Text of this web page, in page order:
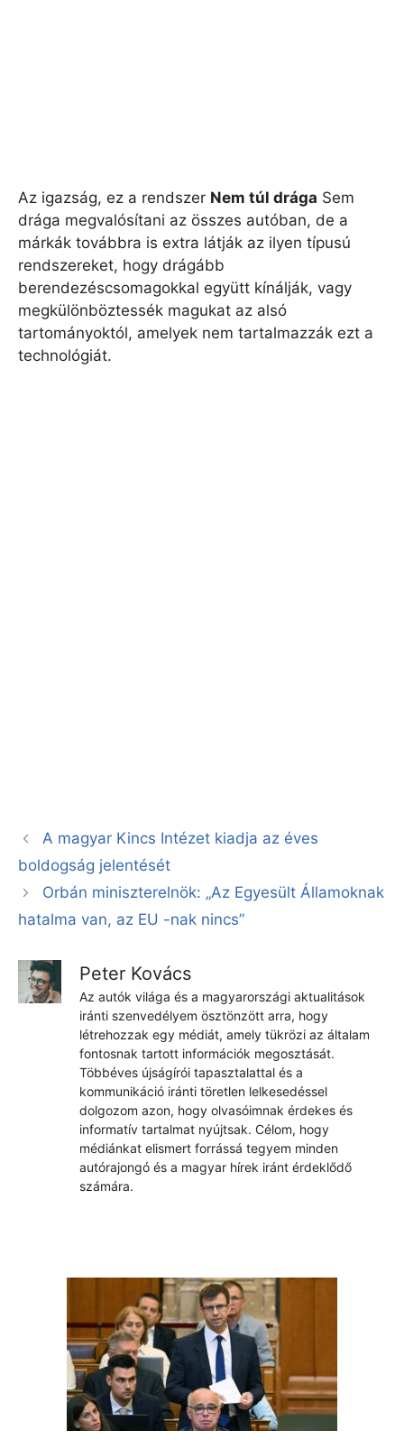
Az igazság, ez a rendszer Nem túl drága Sem
drága megvalósítani az összes autóban, de a
márkák továbbra is extra látják az ilyen típusú
rendszereket, hogy drágább
berendezéscsomagokkal együtt kínálják, vagy
megkülönböztessék magukat az alsó
tartományoktól, amelyek nem tartalmazzák ezt a
technológiát.
A magyar Kincs Intézet kiadja az éves
boldogság jelentését
Orbán miniszterelnök: „Az Egyesült Államoknak
hatalma van, az EU -nak nincs”
Peter Kovács
Az autók világa és a magyarországi aktualitások
iránti szenvedélyem ösztönzött arra, hogy
létrehozzak egy médiát, amely tükrözi az általam
fontosnak tartott információk megosztását.
Többéves újságírói tapasztalattal és a
kommunikáció iránti töretlen lelkesedéssel
dolgozom azon, hogy olvasóimnak érdekes és
informatív tartalmat nyújtsak. Célom, hogy
médiánkat elismert forrássá tegyem minden
autórajongó és a magyar hírek iránt érdeklődő
számára.